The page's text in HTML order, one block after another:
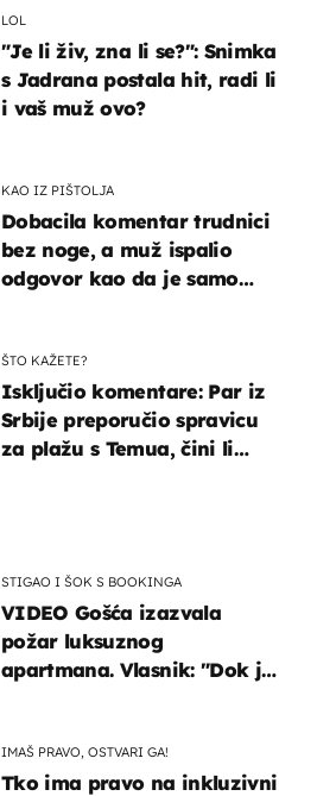
STIGAO I ŠOK S BOOKINGA
VIDEO Gošća izazvala
požar luksuznog
apartmana. Vlasnik: "Dok je
IMAŠ PRAVO, OSTVARI GA!
Tko ima pravo na inkluzivni
LOL
"Je li živ, zna li se?": Snimka
s Jadrana postala hit, radi li
i vaš muž ovo?
KAO IZ PIŠTOLJA
Dobacila komentar trudnici
bez noge, a muž ispalio
odgovor kao da je samo
ŠTO KAŽETE?
Isključio komentare: Par iz
Srbije preporučio spravicu
za plažu s Temua, čini li